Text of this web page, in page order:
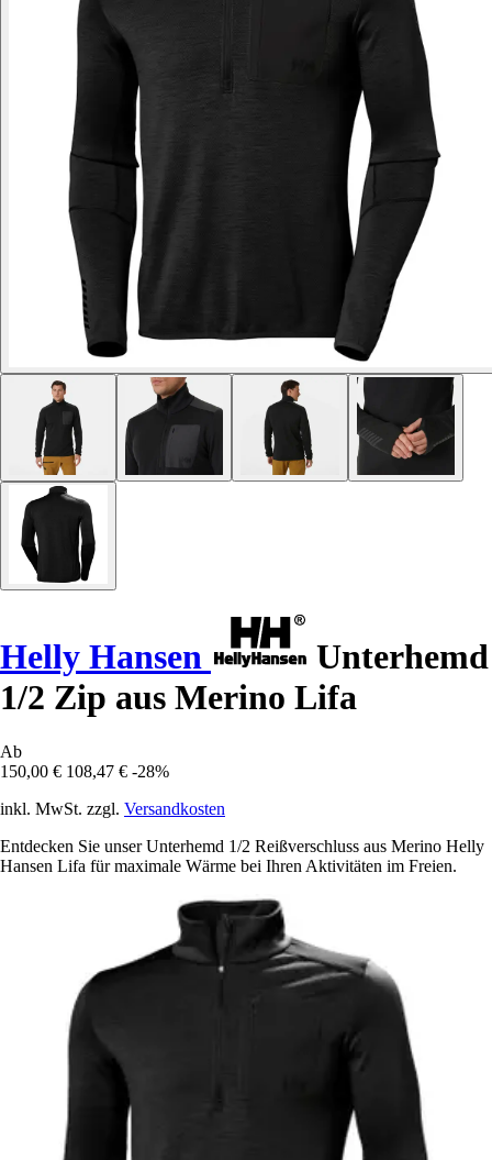
Helly Hansen
Unterhemd
1/2 Zip aus Merino Lifa
Ab
150,00 € 108,47 € -28%
inkl. MwSt. zzgl. Versandkosten
Entdecken Sie unser Unterhemd 1/2 Reißverschluss aus Merino Helly
Hansen Lifa für maximale Wärme bei Ihren Aktivitäten im Freien.